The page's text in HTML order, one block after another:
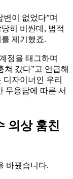
이 없었다”며
히 비싼데, 법적
제기했죠.
정을 태그하며
쳐 갔다”고 언급해
자이너인 우리
무응답에 따른 서
의상 훔친
바꿨습니다.